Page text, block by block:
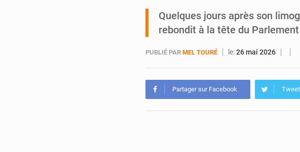
Quelques jours après son
rebondit à la tête du
PUBLIÉ PAR MEL TOURÉ le:26 mai 2026
Partager sur Facebook